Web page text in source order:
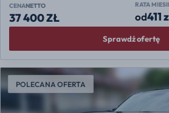
CENANETTO
37 400 ZŁ
RATA
od411
Sprawdź ofertę
POLECANA OFERTA